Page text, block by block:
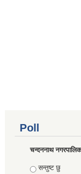
Poll
चन्दननाथ
Choices
सन्तुष्ट छु